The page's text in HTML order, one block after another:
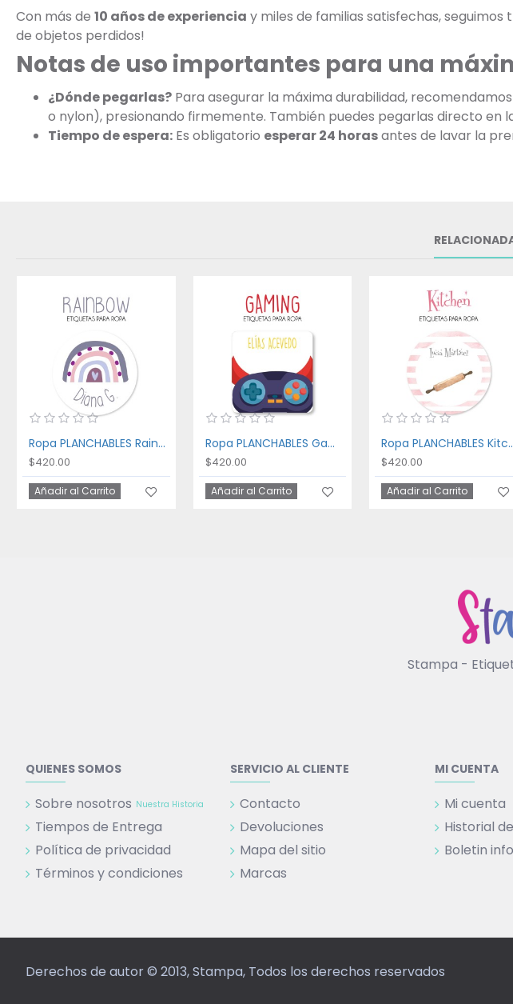
Con más de 10 años de experiencia y miles de familias satisfechas,
de objetos perdidos!
Notas de uso importantes para una
¿Dónde pegarlas? Para asegurar la máxima durabilidad,
o nylon), presionando firmemente. También puedes pegarlas directo en
Tiempo de espera: Es obligatorio esperar 24 horasantes de lavar la
Ropa PLANCHABLES Rainbow
$420.00
Añadir al Carrito
Ropa PLANCHABLES Gaming
$420.00
Añadir al Carrito
Ropa
$420.00
Añadir al Carrito
Stampa -
QUIENES SOMOS
Sobre nosotros Nuestra Historia
Tiempos de Entrega
Política de privacidad
Términos y condiciones
SERVICIO AL CLIENTE
Contacto
Devoluciones
Mapa del sitio
Marcas
MI CUENTA
Mi cuenta
Historial
Boletin
Derechos de autor © 2013, Stampa, Todos los derechos reservados